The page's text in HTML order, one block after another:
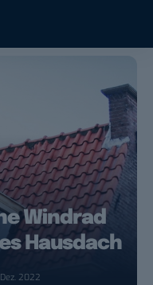
Windrad
Hausdach
2022